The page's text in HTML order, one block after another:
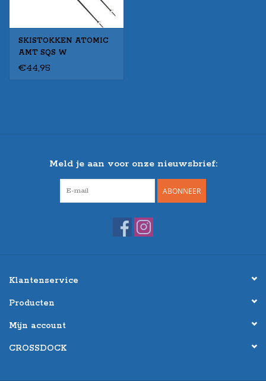
SKISTOKKEN ATOMIC
AMT SQS W
Black/White
€44,95
Meld je aan voor onze nieuwsbrief:
ABONNEER
Klantenservice
Producten
Mijn account
CROSSDOCK